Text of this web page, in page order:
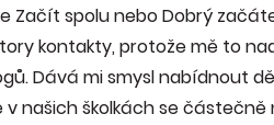
Začít spolu nebo Dobrý
kontakty, protože mě to
Dává mi smysl nabídnout
našich školkách se částečně